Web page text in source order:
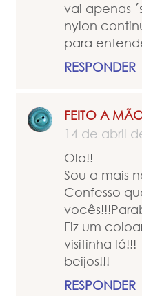
vai apenas
nylon
para
RESPONDER
FEITO A
14 de abril
Ola!!
Sou a mais
Confesso
Fiz um
visitinha lá!!!
beijos!!!
RESPONDER